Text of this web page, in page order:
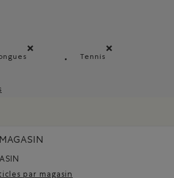
SELON COULEUR : NOIR
Tennis
par magasin